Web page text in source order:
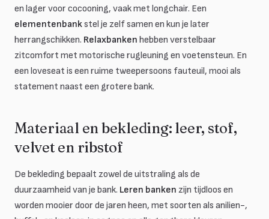
en lager voor cocooning, vaak met longchair. Een
elementenbankstel je zelf samen en kun je later
herrangschikken. Relaxbanken hebben verstelbaar
zitcomfort met motorische rugleuning en voetensteun. En
een loveseat is een ruime tweepersoons fauteuil, mooi als
statement naast een grotere bank.
Materiaal en bekleding: leer, stof,
velvet en ribstof
De bekleding bepaalt zowel de uitstraling als de
duurzaamheid van je bank. Leren banken zijn tijdloos en
worden mooier door de jaren heen, met soorten als anilien-,